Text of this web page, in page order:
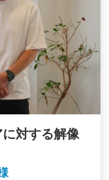
対する解像